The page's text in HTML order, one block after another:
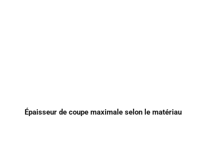
Épaisseur de coupe maximale selon le matériau